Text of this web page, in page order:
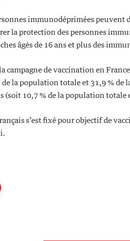
immunodéprimées
la protection des personnes
âgés de 16 ans et plus des
campagne de vaccination en
la population totale et 31,9 % de
(soit 10,7 % de la population totale
s’est fixé pour objectif de